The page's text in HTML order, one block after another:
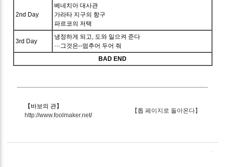
2nd Day
베네치아 대사관
가라타 지구의 항구
파르코의 저택
3rd Day
냉정하게 되고, 도와 일으켜 준다
···그것은--멈추어 두어 줘
BAD END
【바보의 관】
http://www.foolmaker.net/
【톱 페이지로 돌아온다】